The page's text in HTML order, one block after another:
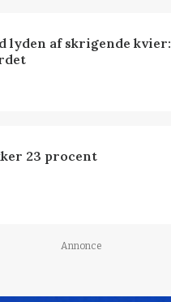
lyden af skrigende kvier:
23 procent
Annonce